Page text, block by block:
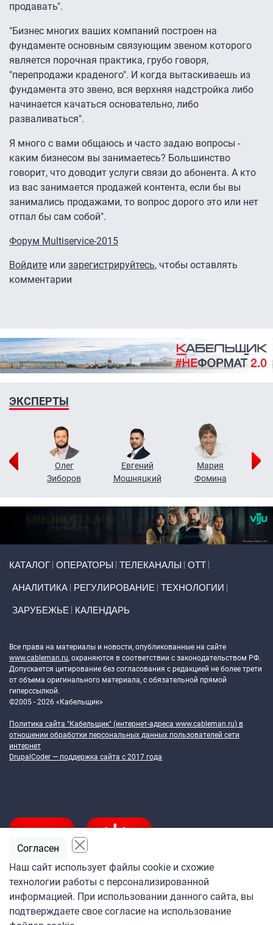
продавать".
"Бизнес многих ваших компаний построен на
фундаменте основным связующим звеном которого
является порочная практика, грубо говоря,
"перепродажи краденого". И когда вытаскиваешь из
фундамента это звено, вся верхняя надстройка либо
начинается качаться основательно, либо
разваливаться".
Я много с вами общаюсь и часто задаю вопросы -
каким бизнесом вы занимаетесь? Большинство
говорит, что доводит услуги связи до абонента. А кто
из вас занимается продажей контента, если бы вы
занимались продажами, то вопрос дорого это или нет
отпал бы сам собой".
Форум Multiservice-2015
Войдите или зарегистрируйтесь, чтобы оставлять
комментарии
ЭКСПЕРТЫ
Олег
Зиборов
Евгений
Мошняцкий
Мария
Фомина
КАТАЛОГ ОПЕРАТОРЫ ТЕЛЕКАНАЛЫ ОТТ
АНАЛИТИКА РЕГУЛИРОВАНИЕ ТЕХНОЛОГИИ
ЗАРУБЕЖЬЕ КАЛЕНДАРЬ
Все права на материалы и новости, опубликованные на сайте
www.cableman.ru, охраняются в соответствии с законодательством РФ.
Допускается цитирование без согласования с редакцией не более трети
от объема оригинального материала, с обязательной прямой
гиперссылкой.
©2005 - 2026 «Кабельщик»
Политика сайта "Кабельщик" (интернет-адреса www.cableman.ru) в
отношении обработки персональных данных пользователей сети
интернет
DrupalCoder — поддержка сайта c 2017 года
Подпишитесь
на ежедневную рассылку
«Кабельщика»
Наш сайт использует файлы cookie и схожие
технологии работы с персонализированной
информацией. При использовании данного сайта, вы
подтверждаете свое согласие на использование
Согласен